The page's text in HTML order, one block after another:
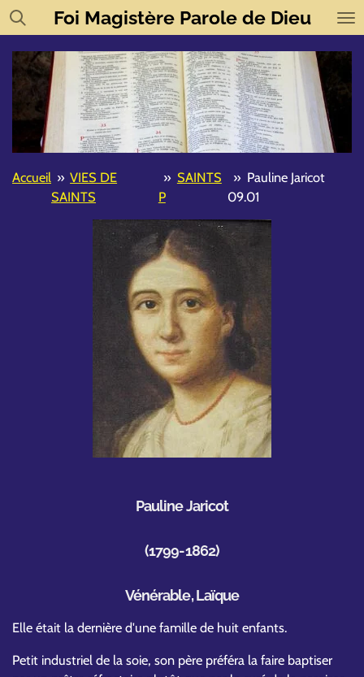
Passer
au
contenu
principal
Foi Magistère Parole de Dieu
Accueil » VIES DE
SAINTS
» SAINTS
P
» Pauline Jaricot
09.01
Pauline Jaricot
(1799-1862)
Vénérable, Laïque
Elle était la dernière d'une famille de huit enfants.
Petit industriel de la soie, son père préféra la faire baptiser